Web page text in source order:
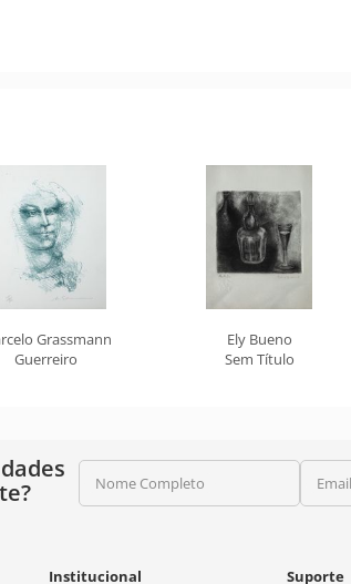
Grassmann
Guerreiro
Ely Bueno
Sem Título
Nome Completo Email
Institucional Suporte